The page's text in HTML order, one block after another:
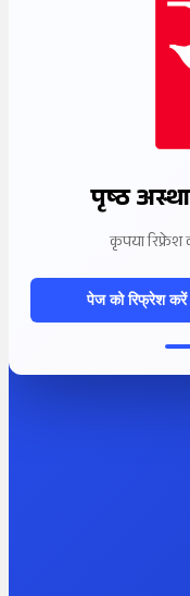
पृष्ठ
कृपया रिफ्रेश
पेज को रिफ्रेश करें